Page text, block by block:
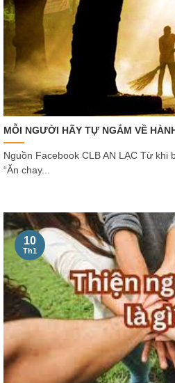
MỖI NGƯỜI HÃY TỰ NGẮM VỀ
Nguồn Facebook CLB AN LẠC Từ khi
“Ăn chay...
10
Th1